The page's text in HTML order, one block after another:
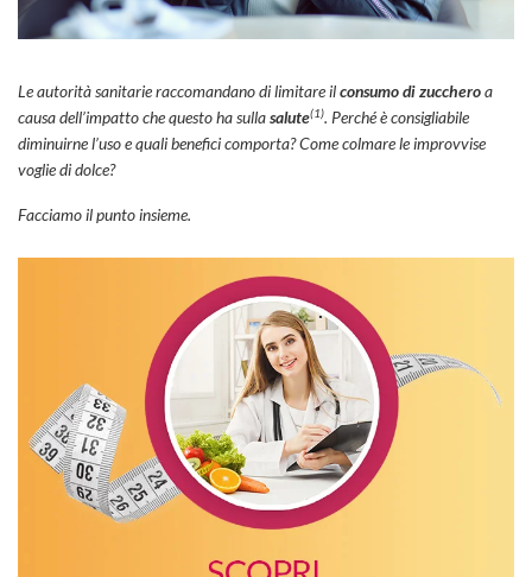
Le autorità sanitarie raccomandano di limitare ilconsumo di zuccheroa
causa dell’impatto che questo ha sullasalute(1). Perché è consigliabile
diminuirne l’uso e quali benefici comporta? Come colmare le improvvise
voglie di dolce?
Facciamo il punto insieme.